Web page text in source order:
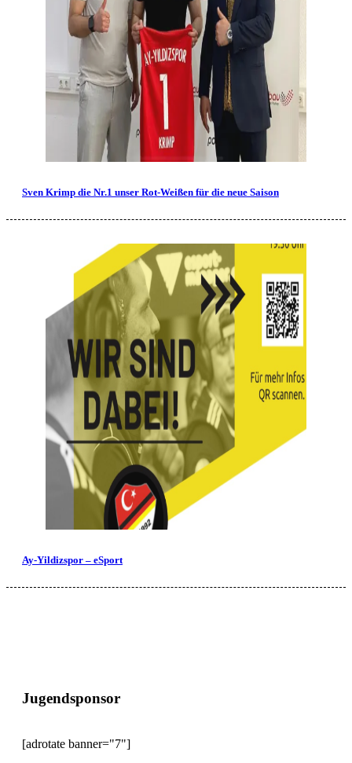
Sven Krimp die Nr.1 unser Rot-Weißen für die neue Saison
Ay-Yildizspor – eSport
Jugendsponsor
[adrotate banner="7"]